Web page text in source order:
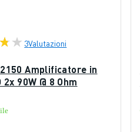
3Valutazioni
2150 Amplificatore in
90W @ 8 Ohm